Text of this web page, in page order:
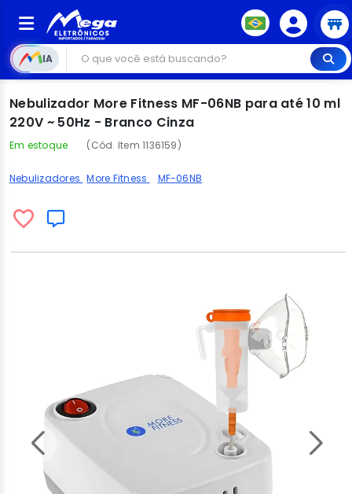
IA
Nebulizador More Fitness MF-06NB para até 10 ml
220V ~ 50Hz - Branco Cinza
Em estoque (Cód. Item 1136159)
Nebulizadores More Fitness MF-06NB